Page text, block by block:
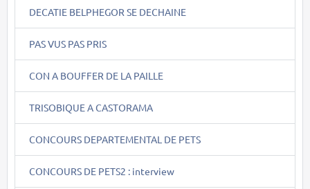
DECATIE BELPHEGOR SE DECHAINE
PAS VUS PAS PRIS
CON A BOUFFER DE LA PAILLE
TRISOBIQUE A CASTORAMA
CONCOURS DEPARTEMENTAL DE PETS
CONCOURS DE PETS2 : interview